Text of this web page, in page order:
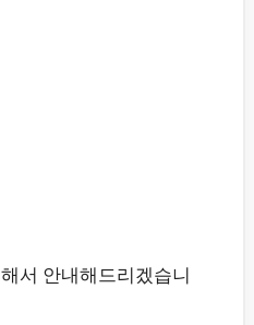
서 안내해드리겠습니